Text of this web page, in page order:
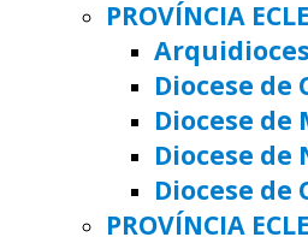
PROVÍNCIA
Diocese de
Diocese
Diocese de
Diocese de
PROVÍNCIA